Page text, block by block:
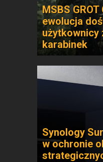
MSBS
ewolucja
użytkownicy
karabinek
Synology
w ochronie